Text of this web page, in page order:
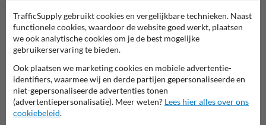
TrafficSupply gebruikt cookies en vergelijkbare technieken. Naast
functionele cookies, waardoor de website goed werkt, plaatsen
we ook analytische cookies om je de best mogelijke
gebruikerservaring te bieden.
Ook plaatsen we marketing cookies en mobiele advertentie-
identifiers, waarmee wij en derde partijen gepersonaliseerde en
niet-gepersonaliseerde advertenties tonen
(advertentiepersonalisatie). Meer weten? Lees hier alles over ons
cookiebeleid.